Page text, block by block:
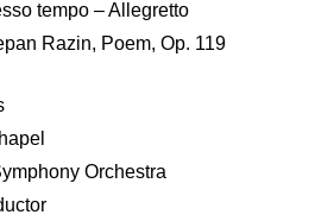
tempo – Allegretto
Razin, Poem, Op. 119
Orchestra